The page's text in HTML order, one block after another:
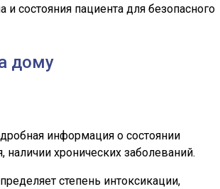
состояния пациента для безопасного
дому
информация о состоянии
наличии хронических заболеваний.
степень интоксикации,